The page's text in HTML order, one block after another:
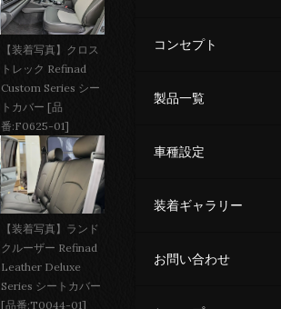
【装着写真】クロス
トレック Refinad
Custom Series シー
トカバー [品
番:F0625-01]
【装着写真】ランド
クルーザー Refinad
Leather Deluxe
Series シートカバー
[品番:T0044-01]
コンセプト
製品一覧
車種設定
装着ギャラリー
お問い合わせ